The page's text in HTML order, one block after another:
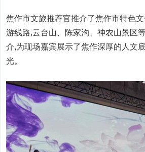
焦作市文旅推荐官推介了焦作市特色
游线路,云台山、陈家沟、神农山景区
介,为现场嘉宾展示了焦作深厚的人文
光。